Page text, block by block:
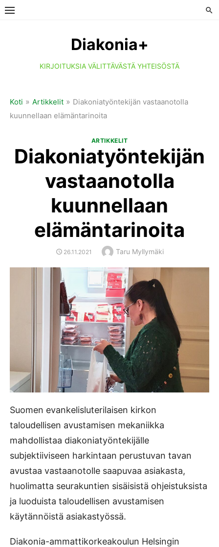
Skip
Diakonia+
KIRJOITUKSIA VÄLITTÄVÄSTÄ YHTEISÖSTÄ
Koti » Artikkelit » Diakoniatyöntekijän vastaanotolla
kuunnellaan elämäntarinoita
ARTIKKELIT
Diakoniatyöntekijän
vastaanotolla
kuunnellaan
elämäntarinoita
POSTED
26.11.2021 Author
Taru Myllymäki
Suomen evankelisluterilaisen kirkon
taloudellisen avustamisen mekaniikka
mahdollistaa diakoniatyöntekijälle
subjektiiviseen harkintaan perustuvan tavan
avustaa vastaanotolle saapuvaa asiakasta,
huolimatta seurakuntien sisäisistä ohjeistuksista
ja luoduista taloudellisen avustamisen
käytännöistä asiakastyössä.
Diakonia-ammattikorkeakoulun Helsingin